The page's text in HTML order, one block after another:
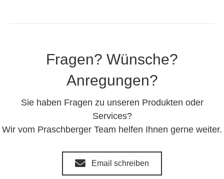
Fragen? Wünsche?
Anregungen?
Sie haben Fragen zu unseren Produkten oder
Services?
Wir vom Praschberger Team helfen Ihnen gerne weiter.
Email schreiben